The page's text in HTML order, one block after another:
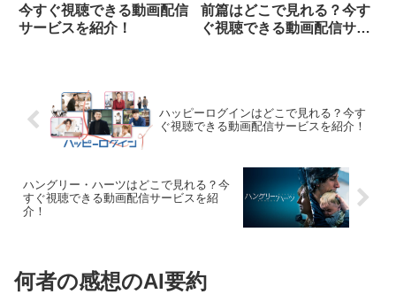
今すぐ視聴できる動画配信
サービスを紹介！
前篇はどこで見れる？今す
ぐ視聴できる動画配信サー
ハッピーログインはどこで見れる？今す
ぐ視聴できる動画配信サービスを紹介！
ハングリー・ハーツはどこで見れる？今
すぐ視聴できる動画配信サービスを紹
介！
何者の感想のAI要約